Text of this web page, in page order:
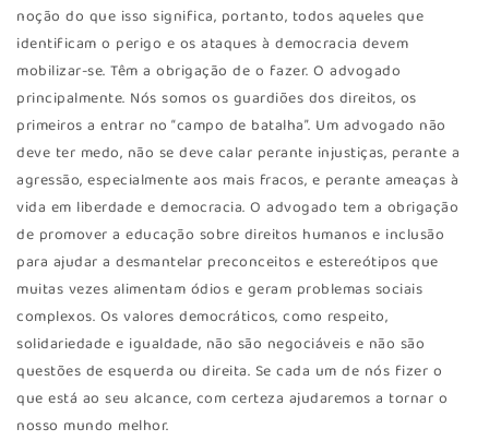
noção do que isso significa, portanto, todos aqueles que
identificam o perigo e os ataques à democracia devem
mobilizar-se. Têm a obrigação de o fazer. O advogado
principalmente. Nós somos os guardiões dos direitos, os
primeiros a entrar no “campo de batalha”. Um advogado não
deve ter medo, não se deve calar perante injustiças, perante a
agressão, especialmente aos mais fracos, e perante ameaças à
vida em liberdade e democracia. O advogado tem a obrigação
de promover a educação sobre direitos humanos e inclusão
para ajudar a desmantelar preconceitos e estereótipos que
muitas vezes alimentam ódios e geram problemas sociais
complexos. Os valores democráticos, como respeito,
solidariedade e igualdade, não são negociáveis e não são
questões de esquerda ou direita. Se cada um de nós fizer o
que está ao seu alcance, com certeza ajudaremos a tornar o
nosso mundo melhor.